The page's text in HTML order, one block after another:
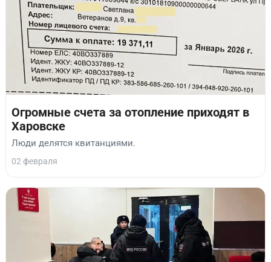
Огромные счета за отопление приходят в
Харовске
Люди делятся квитанциями.
02 февраля